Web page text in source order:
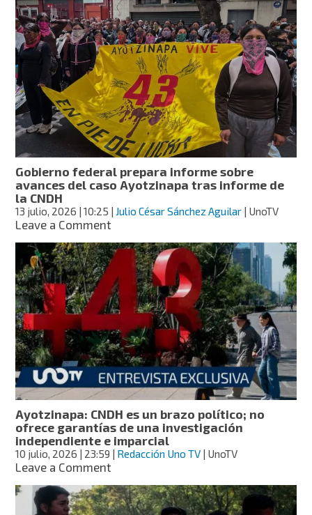
vuelve
al
centro
del
debate:
Padres
de
los
43
acusan
a
CNDH
de
encubrir
Ejército
Gobierno federal prepara informe sobre
avances del caso Ayotzinapa tras informe de
la CNDH
13 julio, 2026 | 10:25 | Julio César Sánchez Aguilar | UnoTV
Leave a Commenton
federal
prepara
informe
sobre
avances
caso
Ayotzinapa
tras
informe
de
la
CNDH
Ayotzinapa: CNDH es un brazo político; no
ofrece garantías de una investigación
independiente e imparcial
10 julio, 2026 | 23:59 Redacción Uno TV | UnoTV
Leave a Commenton
CNDH
es